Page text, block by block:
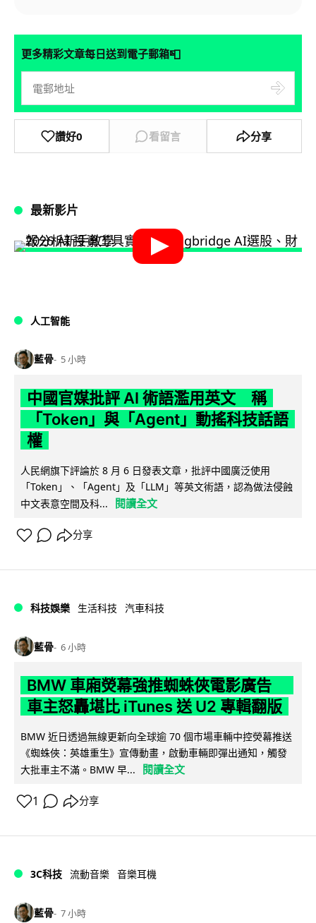
更多精彩文章每日送到電子郵箱📮
讚好0 看留言 分享
最新影片
人工智能
藍骨 5 小時
中國官媒批評 AI 術語濫用英文 稱
「Token」與「Agent」動搖科技話語
權
人民網旗下評論於 8 月 6 日發表文章，批評中國廣泛使用
「Token」、「Agent」及「LLM」等英文術語，認為做法侵蝕
中文表意空間及科...
閱讀全文
分享
科技娛樂 生活科技 汽車科技
藍骨 6 小時
BMW 車廂熒幕強推蜘蛛俠電影廣告
車主怒轟堪比 iTunes 送 U2 專輯翻版
BMW 近日透過無線更新向全球逾 70 個市場車輛中控熒幕推送
《蜘蛛俠：英雄重生》宣傳動畫，啟動車輛即彈出通知，觸發
大批車主不滿。BMW 早...
閱讀全文
1 分享
3C科技 流動音樂 音樂耳機
藍骨 7 小時